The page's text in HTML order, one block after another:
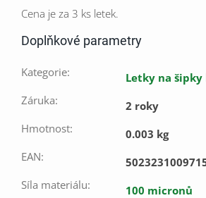
Cena je za 3 ks letek.
Doplňkové parametry
Kategorie:
Letky na šipky
Záruka:
2 roky
Hmotnost:
0.003 kg
EAN:
Síla materiálu:
100 micronů